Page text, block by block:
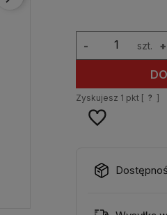
szt. +
-
Zyskujesz 1 pkt [ ? ]